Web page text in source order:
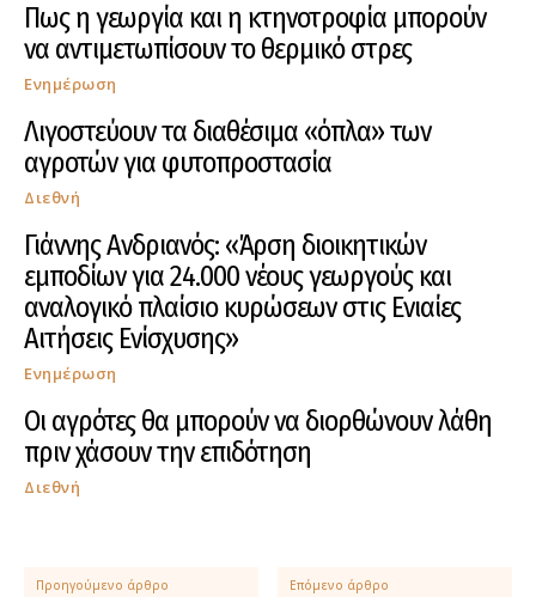
Πως η γεωργία και η κτηνοτροφία μπορούν
να αντιμετωπίσουν το θερμικό στρες
Ενημέρωση
Λιγοστεύουν τα διαθέσιμα «όπλα» των
αγροτών για φυτοπροστασία
Διεθνή
Γιάννης Ανδριανός: «Άρση διοικητικών
εμποδίων για 24.000 νέους γεωργούς και
αναλογικό πλαίσιο κυρώσεων στις Ενιαίες
Αιτήσεις Ενίσχυσης»
Ενημέρωση
Οι αγρότες θα μπορούν να διορθώνουν λάθη
πριν χάσουν την επιδότηση
Διεθνή
Προηγούμενο άρθρο
Επόμενο άρθρο